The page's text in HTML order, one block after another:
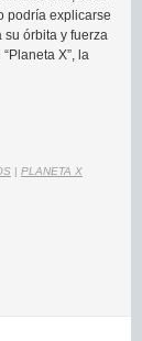
podría explicarse
su órbita y fuerza
X”, la
| PLANETA X